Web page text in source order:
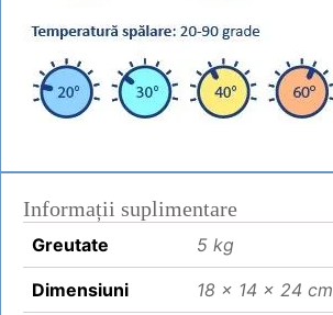
Informații suplimentare
Greutate 5 kg
Dimensiuni 18 × 14 × 24 cm